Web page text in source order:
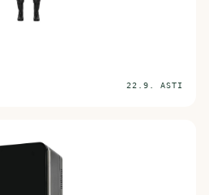
22.9. ASTI